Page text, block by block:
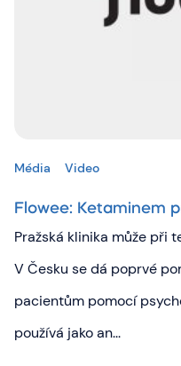
Média Video
Flowee: Ketaminem
Pražská klinika může při
V Česku se dá poprvé
pacientům pomocí
používá jako an...